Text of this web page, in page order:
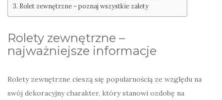
Rolet zewnętrzne – poznaj wszystkie zalety
Rolety zewnętrzne –
najważniejsze informacje
Rolety zewnętrzne cieszą się popularnością ze względu na
swój dekoracyjny charakter, który stanowi ozdobę na